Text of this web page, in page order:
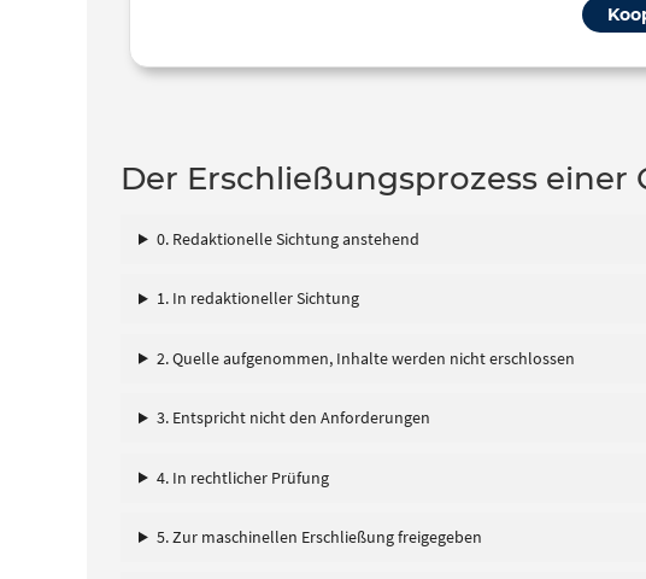
Der Erschließungsprozess
0. Redaktionelle Sichtung anstehend
1. In redaktioneller Sichtung
2. Quelle aufgenommen, Inhalte werden nicht erschlossen
3. Entspricht nicht den Anforderungen
4. In rechtlicher Prüfung
5. Zur maschinellen Erschließung freigegeben